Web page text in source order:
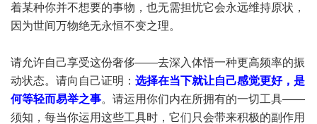
着某种你并不想要的事物，也无需担忧它会永远维持原状，
因为世间万物绝无永恒不变之理。
请允许自己享受这份奢侈——去深入体悟一种更高频率的振
动状态。请向自己证明： 选择在当下就让自己感觉更好，是
何等轻而易举之事。请运用你们内在所拥有的一切工具——
须知，每当你运用这些工具时，它们只会带来积极的副作用